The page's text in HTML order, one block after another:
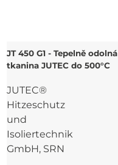
JT 450 G1 - Tepelně odolná
tkanina JUTEC do 500°C
JUTEC®
Hitzeschutz
und
Isoliertechnik
GmbH, SRN